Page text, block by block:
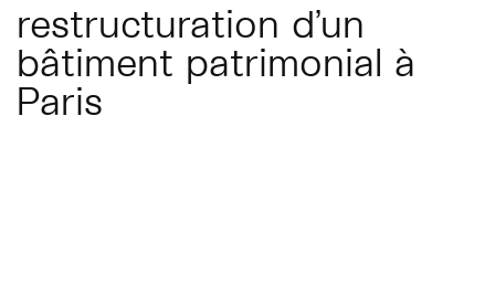
restructuration d’un
bâtiment patrimonial à
Paris